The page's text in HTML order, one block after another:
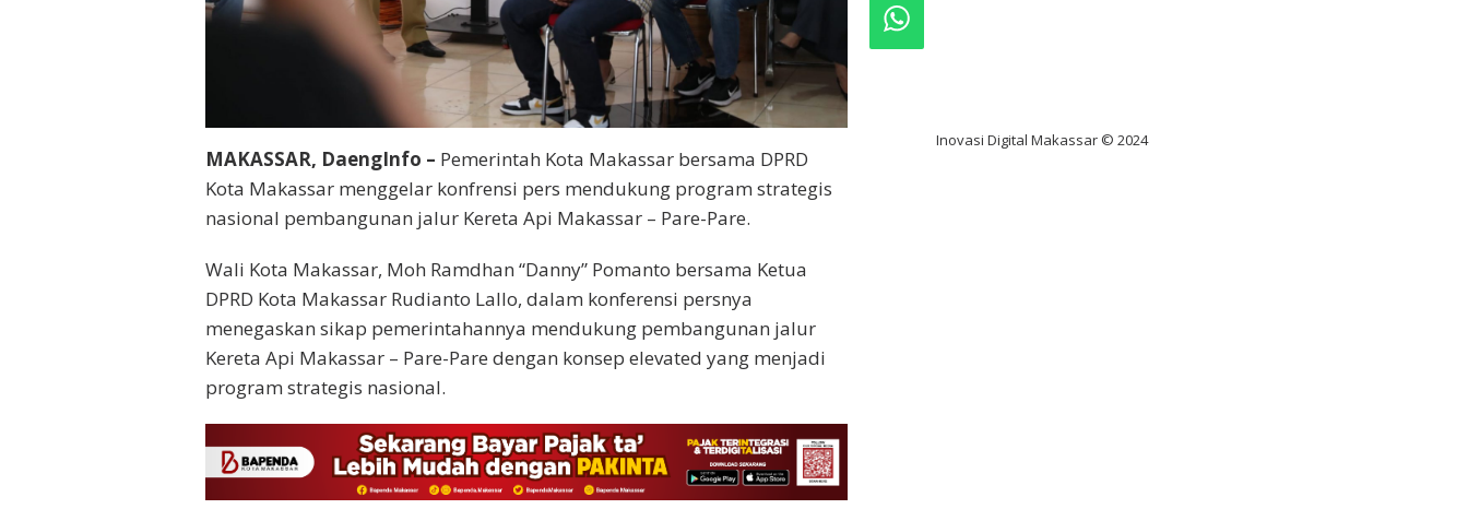
MAKASSAR, DaengInfo – Pemerintah Kota Makassar bersama DPRD
Kota Makassar menggelar konfrensi pers mendukung program strategis
nasional pembangunan jalur Kereta Api Makassar – Pare-Pare.
Wali Kota Makassar, Moh Ramdhan “Danny” Pomanto bersama Ketua
DPRD Kota Makassar Rudianto Lallo, dalam konferensi persnya
menegaskan sikap pemerintahannya mendukung pembangunan jalur
Kereta Api Makassar – Pare-Pare dengan konsep elevated yang menjadi
program strategis nasional.
Inovasi Digital Makassar © 2024